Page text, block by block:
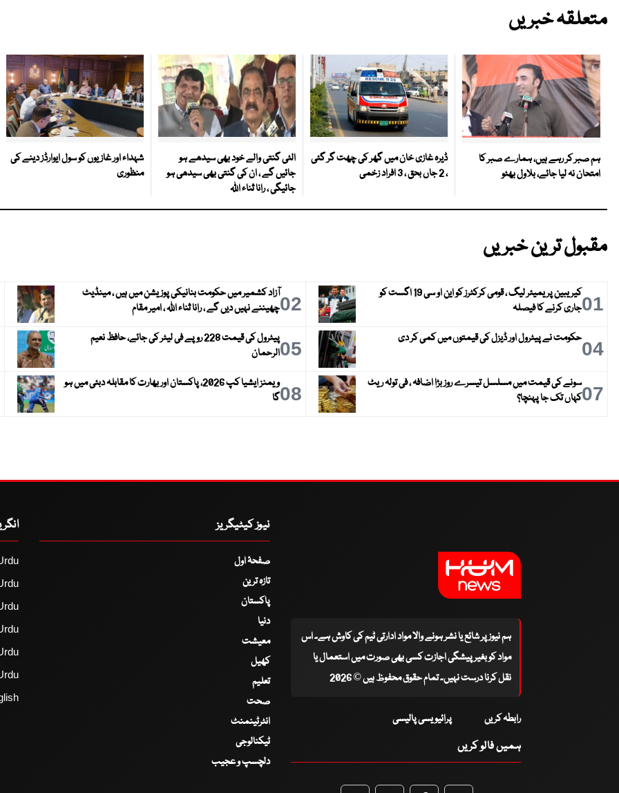
متعلقہ خبریں
ہم صبر کر رہے ہیں، ہمارے صبر کا
امتحان نہ لیا جائے، بلاول بھٹو
ڈیرہ غازی خان میں گھر کی چھت گر گئی
، 2 جاں بحق ، 3 افراد زخمی
الٹی گنتی والے خود بھی سیدھے ہو
جائیں گے ، ان کی گنتی بھی سیدھی ہو
جائیگی ، رانا ثناء اللہ
شہداء اور غازیوں کو سول ایوارڈز دینے کی
منظوری
مقبول ترین خبریں
01
کیریبین پریمیئر لیگ ، قومی کرکٹرز کو این او سی 19 اگست کو
جاری کرنے کا فیصلہ
02آزاد کشمیر میں حکومت بنانیکی پوزیشن میں ہیں ، مینڈیٹ
چھیننے نہیں دیں گے ، رانا ثناء اللہ ، امیر مقام
04حکومت نے پیٹرول اور ڈیزل کی قیمتوں میں کمی کر دی 05
پیٹرول کی قیمت 228 روپے فی لیٹر کی جائے، حافظ نعیم
الرحمان
07سونے کی قیمت میں مسلسل تیسرے روز بڑا اضافہ ، فی تولہ ریٹ
کہاں تک جا پہنچا؟
08
ویمنز ایشیا کپ 2026، پاکستان اور بھارت کا مقابلہ دبئی میں ہو
گا
ہم نیوز پر شائع یا نشر ہونے والا مواد ادارتی ٹیم کی کاوش ہے۔ اس
مواد کو بغیر پیشگی اجازت کسی بھی صورت میں استعمال یا
نقل کرنا درست نہیں۔ تمام حقوق محفوظ ہیں © 2026
رابطہ کریں پرائیویسی پالیسی
ہمیں فالو کریں
نیوز کیٹیگریز
صفحۂ اول
تازہ ترین
پاکستان
دنیا
معیشت
کھیل
تعلیم
صحت
انٹرٹینمنٹ
ٹیکنالوجی
دلچسپ و عجیب